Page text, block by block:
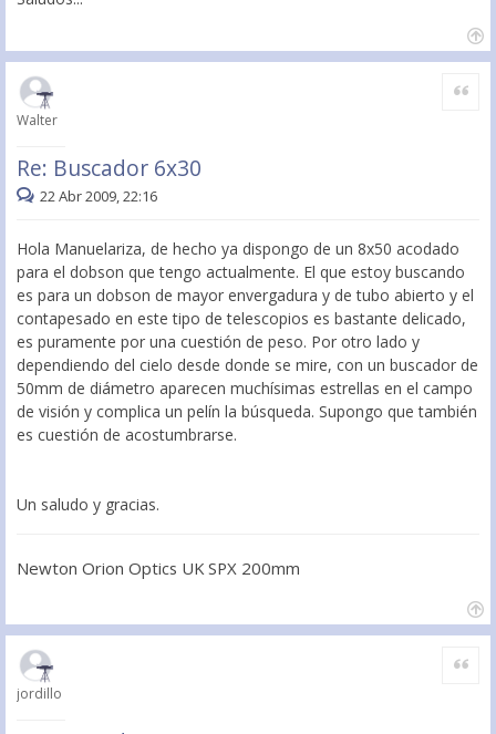
Walter
Re: Buscador 6x30
Citar
22 Abr 2009, 22:16
Hola Manuelariza, de hecho ya dispongo de un 8x50 acodado
para el dobson que tengo actualmente. El que estoy buscando
es para un dobson de mayor envergadura y de tubo abierto y el
contapesado en este tipo de telescopios es bastante delicado,
es puramente por una cuestión de peso. Por otro lado y
dependiendo del cielo desde donde se mire, con un buscador de
50mm de diámetro aparecen muchísimas estrellas en el campo
de visión y complica un pelín la búsqueda. Supongo que también
es cuestión de acostumbrarse.
Un saludo y gracias.
Newton Orion Optics UK SPX 200mm
jordillo
Citar